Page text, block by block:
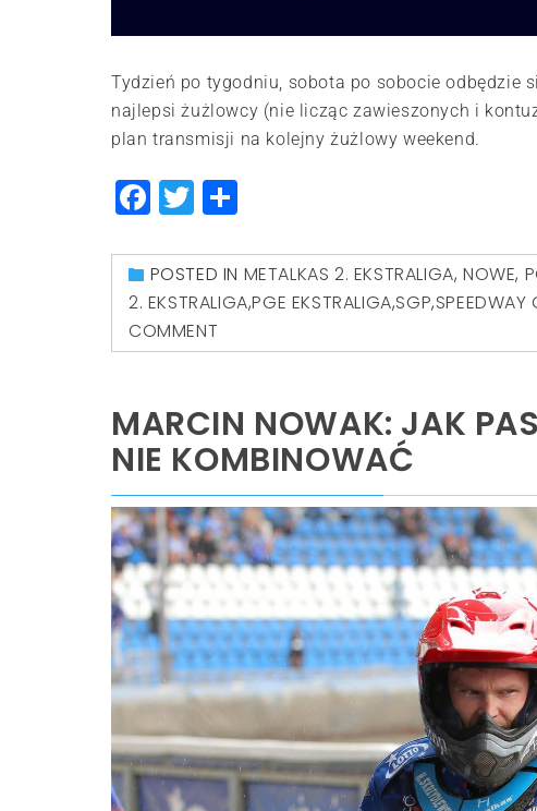
Tydzień po tygodniu, sobota po sobocie odbędzie
najlepsi żużlowcy (nie licząc zawieszonych i
plan transmisji na kolejny żużlowy weekend.
Facebook
Twitter
POSTED IN METALKAS 2. EKSTRALIGA,NOWE,
2. EKSTRALIGA,PGE EKSTRALIGA,SGP,SPEEDWAY
COMMENT
MARCIN NOWAK: JAK
NIE KOMBINOWAĆ